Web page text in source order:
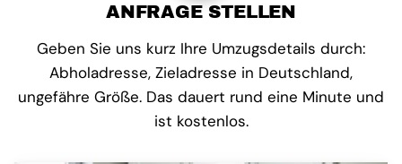
ANFRAGE STELLEN
Geben Sie uns kurz Ihre Umzugsdetails durch:
Abholadresse, Zieladresse in Deutschland,
ungefähre Größe. Das dauert rund eine Minute und
ist kostenlos.